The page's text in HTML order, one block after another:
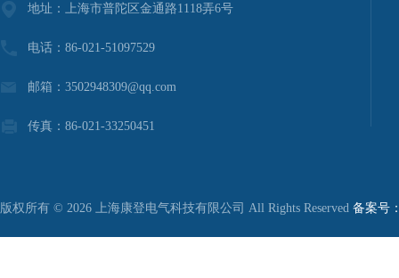
地址：上海市普陀区金通路1118弄6号
电话：86-021-51097529
邮箱：3502948309@qq.com
传真：86-021-33250451
版权所有 © 2026 上海康登电气科技有限公司 All Rights Reserved 备案号